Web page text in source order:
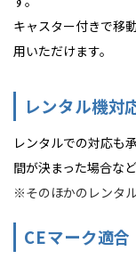
キャスター付きで移
用いただけます。
レンタル機対
レンタルでの対応も
間が決まった場合な
※そのほかのレンタ
CEマーク適合